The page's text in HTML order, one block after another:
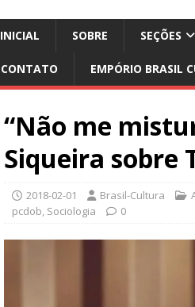
INICIAL SOBRE SEÇÕES
CONTATO EMPÓRIO BRASIL
“Não me
Siqueira sobre
2018-02-01 Brasil-Cultura
pcdob, Sociologia 0